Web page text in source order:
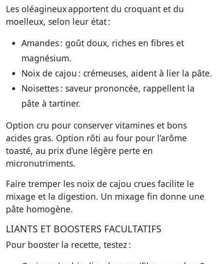
Les oléagineux apportent du croquant et du
moelleux, selon leur état :
Amandes : goût doux, riches en fibres et
magnésium.
Noix de cajou : crémeuses, aident à lier la pâte.
Noisettes : saveur prononcée, rappellent la
pâte à tartiner.
Option cru pour conserver vitamines et bons
acides gras. Option rôti au four pour l’arôme
toasté, au prix d’une légère perte en
micronutriments.
Faire tremper les noix de cajou crues facilite le
mixage et la digestion. Un mixage fin donne une
pâte homogène.
LIANTS ET BOOSTERS FACULTATIFS
Pour booster la recette, testez :